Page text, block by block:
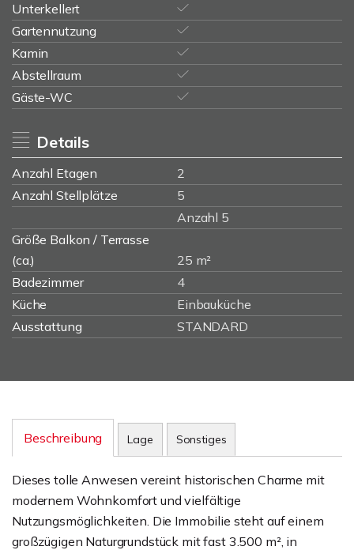
Unterkellert
Gartennutzung
Kamin
Abstellraum
Gäste-WC
Details
Anzahl Etagen
2
Anzahl Stellplätze
5
Anzahl 5
Größe Balkon / Terrasse
(ca.)
25 m²
Badezimmer
4
Küche
Einbauküche
Ausstattung
STANDARD
Beschreibung Lage Sonstiges
Dieses tolle Anwesen vereint historischen Charme mit
modernem Wohnkomfort und vielfältige
Nutzungsmöglichkeiten. Die Immobilie steht auf einem
großzügigen Naturgrundstück mit fast 3.500 m², in